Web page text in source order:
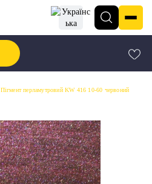
Пігмент перламутровий KW 416 10-60 червоний